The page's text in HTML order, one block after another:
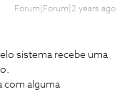
Forum|Forum|2 years ago
sistema recebe uma
com alguma